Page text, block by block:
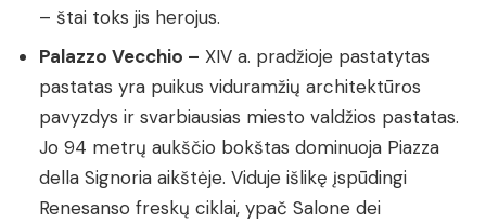
– štai toks jis herojus.
Palazzo Vecchio – XIV a. pradžioje pastatytas
pastatas yra puikus viduramžių architektūros
pavyzdys ir svarbiausias miesto valdžios pastatas.
Jo 94 metrų aukščio bokštas dominuoja Piazza
della Signoria aikštėje. Viduje išlikę įspūdingi
Renesanso freskų ciklai, ypač Salone dei